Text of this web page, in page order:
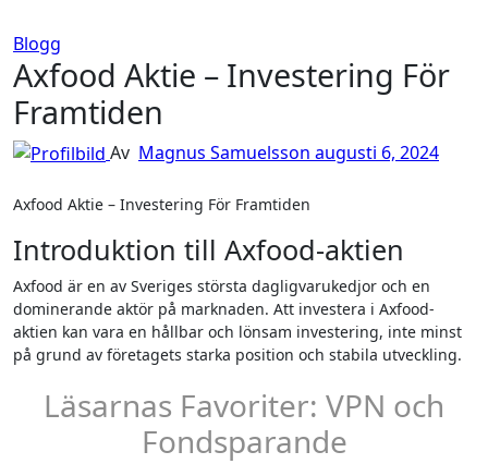
Blogg
Axfood Aktie – Investering För
Framtiden
Av Magnus Samuelsson augusti 6, 2024
Axfood Aktie – Investering För Framtiden
Introduktion till Axfood-aktien
Axfood är en av Sveriges största dagligvarukedjor och en
dominerande aktör på marknaden. Att investera i Axfood-
aktien kan vara en hållbar och lönsam investering, inte minst
på grund av företagets starka position och stabila utveckling.
Läsarnas Favoriter: VPN och
Fondsparande